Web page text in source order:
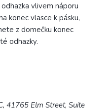
vlivem náporu
konec vlasce k pásku,
z domečku konec
odhazky.
41765 Elm Street, Suite